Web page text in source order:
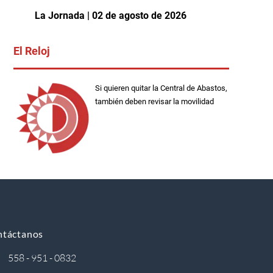
La Jornada | 02 de agosto de 2026
El Reloj
Si quieren quitar la Central de Abastos,
también deben revisar la movilidad
558 - 951 - 0832